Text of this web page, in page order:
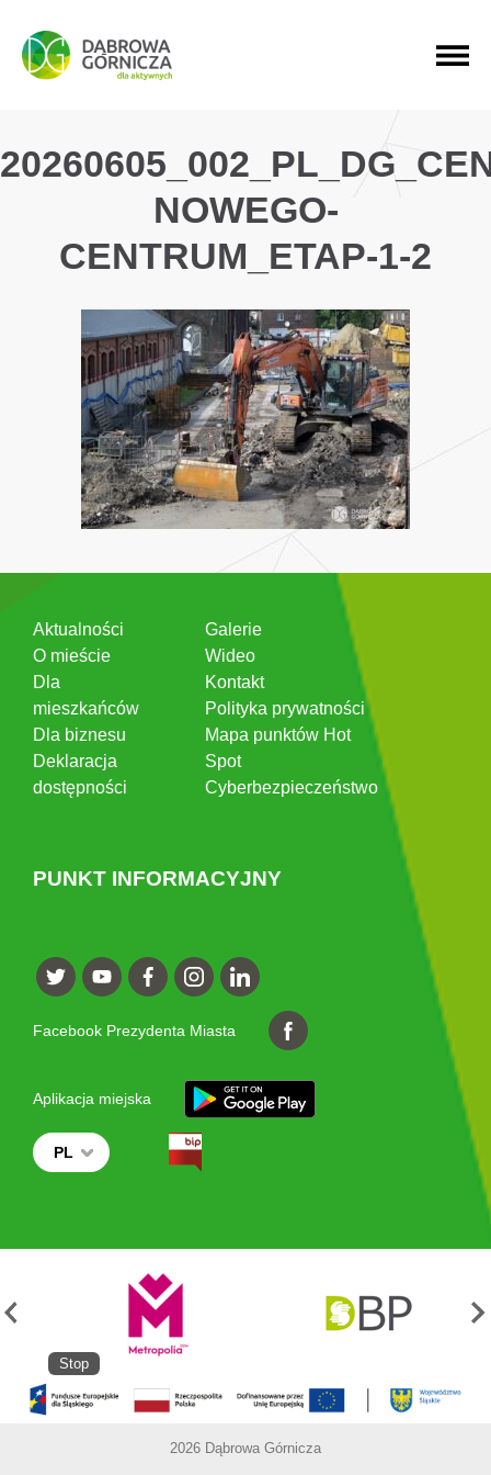
PRZEJDŹ DO MENU GŁÓWNEGO
PRZEJDŹ DO WYSZUKIWARKI
PRZEJDŹ DO TREŚCI
NOWEGO-
CENTRUM_ETAP-1-2
Aktualności
O mieście
Dla
mieszkańców
Dla biznesu
Deklaracja
dostępności
Galerie
Wideo
Kontakt
Polityka prywatności
Mapa punktów Hot
Spot
Cyberbezpieczeństwo
PUNKT INFORMACYJNY
Facebook Prezydenta Miasta
Aplikacja miejska
PL
Stop
2026 Dąbrowa Górnicza